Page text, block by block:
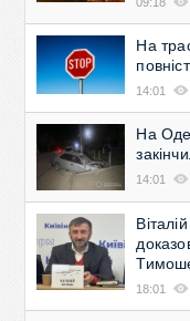
На
14:01
На
14:01
18:01